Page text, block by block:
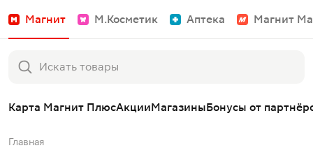
Магнит М.Косметик Аптека Магнит
Карта Магнит ПлюсАкцииМагазиныБонусы от
Главная